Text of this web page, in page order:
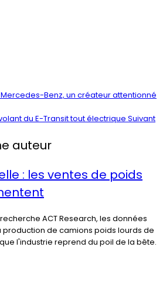
Benz, un créateur attentionné
du E-Transit tout électrique Suivant
auteur
: les ventes de poids
ACT Research, les données
production de camions poids lourds de
l'industrie reprend du poil de la bête.